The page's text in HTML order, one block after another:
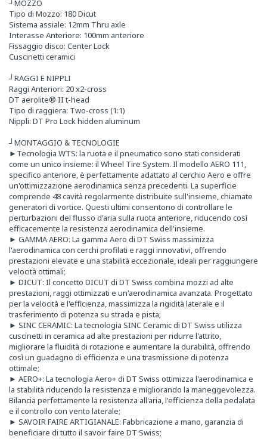
┘MOZZO
Tipo di Mozzo: 180 Dicut
Sistema assiale: 12mm Thru axle
Interasse Anteriore: 100mm anteriore
Fissaggio disco: Center Lock
Cuscinetti ceramici
┘RAGGI E NIPPLI
Raggi Anteriori: 20 x2-cross
DT aerolite® II t-head
Tipo di raggiera: Two-cross (1:1)
Nippli: DT Pro Lock hidden aluminum
┘MONTAGGIO & TECNOLOGIE
►Tecnologia WTS: la ruota e il pneumatico sono stati considerati
come un unico insieme: il Wheel Tire System. Il modello AERO 111,
specifico anteriore, è perfettamente adattato al cerchio Aero e offre
un'ottimizzazione aerodinamica senza precedenti. La superficie
comprende 48 cavità regolarmente distribuite sull'insieme, chiamate
generatori di vortice. Questi ultimi consentono di controllare le
perturbazioni del flusso d'aria sulla ruota anteriore, riducendo così
efficacemente la resistenza aerodinamica dell'insieme.
► GAMMA AERO: La gamma Aero di DT Swiss massimizza
l'aerodinamica con cerchi profilati e raggi innovativi, offrendo
prestazioni elevate e una stabilità eccezionale, ideali per raggiungere
velocità ottimali;
► DICUT: Il concetto DICUT di DT Swiss combina mozzi ad alte
prestazioni, raggi ottimizzati e un'aerodinamica avanzata. Progettato
per la velocità e l'efficienza, massimizza la rigidità laterale e il
trasferimento di potenza su strada e pista;
► SINC CERAMIC: La tecnologia SINC Ceramic di DT Swiss utilizza
cuscinetti in ceramica ad alte prestazioni per ridurre l'attrito,
migliorare la fluidità di rotazione e aumentare la durabilità, offrendo
così un guadagno di efficienza e una trasmissione di potenza
ottimale;
► AERO+: La tecnologia Aero+ di DT Swiss ottimizza l'aerodinamica e
la stabilità riducendo la resistenza e migliorando la maneggevolezza.
Bilancia perfettamente la resistenza all'aria, l'efficienza della pedalata
e il controllo con vento laterale;
► SAVOIR FAIRE ARTIGIANALE: Fabbricazione a mano, garanzia di
beneficiare di tutto il savoir faire DT Swiss;